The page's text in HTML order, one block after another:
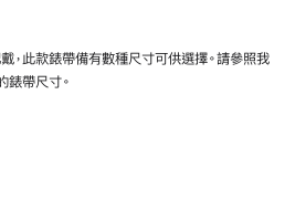
，此款錶帶備有數種尺寸可供選擇。請參照我
錶帶尺寸。